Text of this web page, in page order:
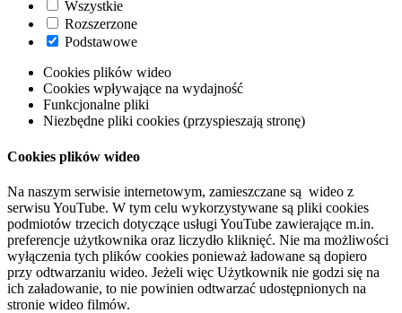
Wszystkie
Rozszerzone
Podstawowe
Cookies plików wideo
Cookies wpływające na wydajność
Funkcjonalne pliki
Niezbędne pliki cookies (przyspieszają stronę)
Cookies plików wideo
Na naszym serwisie internetowym, zamieszczane są wideo z
serwisu YouTube. W tym celu wykorzystywane są pliki cookies
podmiotów trzecich dotyczące usługi YouTube zawierające m.in.
preferencje użytkownika oraz liczydło kliknięć. Nie ma możliwości
wyłączenia tych plików cookies ponieważ ładowane są dopiero
przy odtwarzaniu wideo. Jeżeli więc Użytkownik nie godzi się na
ich załadowanie, to nie powinien odtwarzać udostępnionych na
stronie wideo filmów.